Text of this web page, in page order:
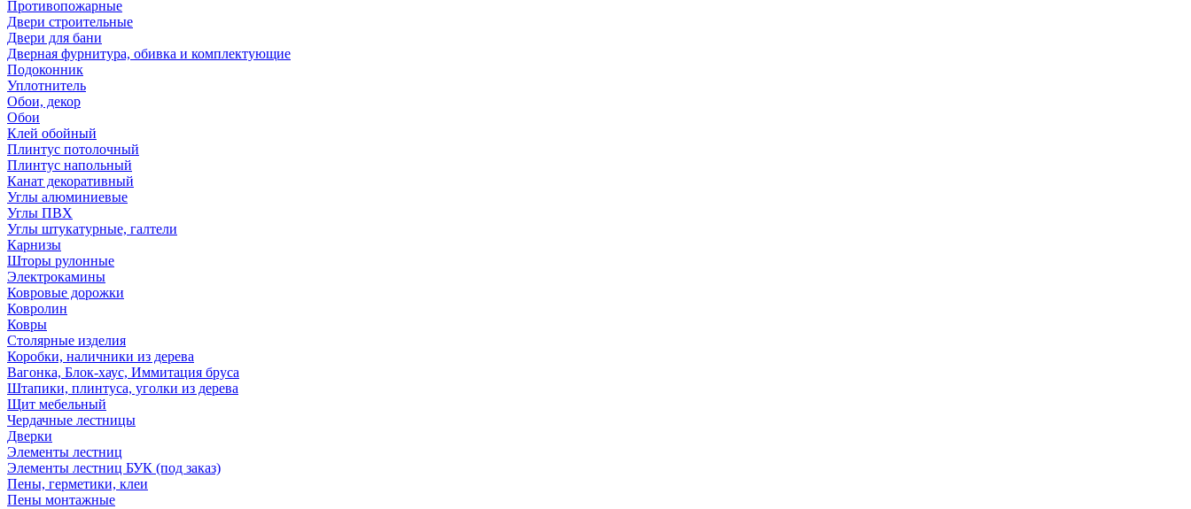
Противопожарные
Двери строительные
Двери для бани
Дверная фурнитура, обивка и комплектующие
Подоконник
Уплотнитель
Обои, декор
Обои
Клей обойный
Плинтус потолочный
Плинтус напольный
Канат декоративный
Углы алюминиевые
Углы ПВХ
Углы штукатурные, галтели
Карнизы
Шторы рулонные
Электрокамины
Ковровые дорожки
Ковролин
Ковры
Столярные изделия
Коробки, наличники из дерева
Вагонка, Блок-хаус, Иммитация бруса
Штапики, плинтуса, уголки из дерева
Щит мебельный
Чердачные лестницы
Дверки
Элементы лестниц
Элементы лестниц БУК (под заказ)
Пены, герметики, клеи
Пены монтажные